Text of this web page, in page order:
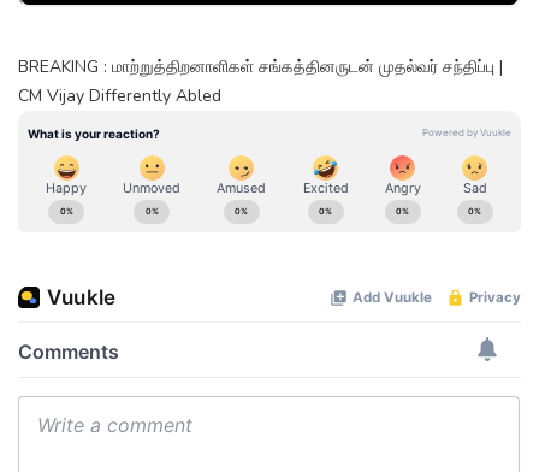
BREAKING : மாற்றுத்திறனாளிகள் சங்கத்தினருடன் முதல்வர் சந்திப்பு |
CM Vijay Differently Abled